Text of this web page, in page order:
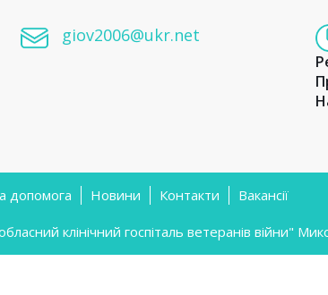
giov2006@ukr.net
допомога Новини Контакти Вакансії
клінічний госпіталь ветеранів війни"